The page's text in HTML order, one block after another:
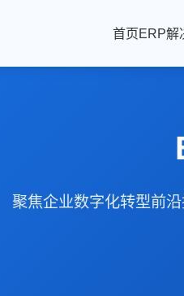
首页ERP解
聚焦企业数字化转型前